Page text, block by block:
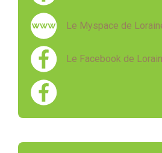
Le Myspace de
Le Facebook de